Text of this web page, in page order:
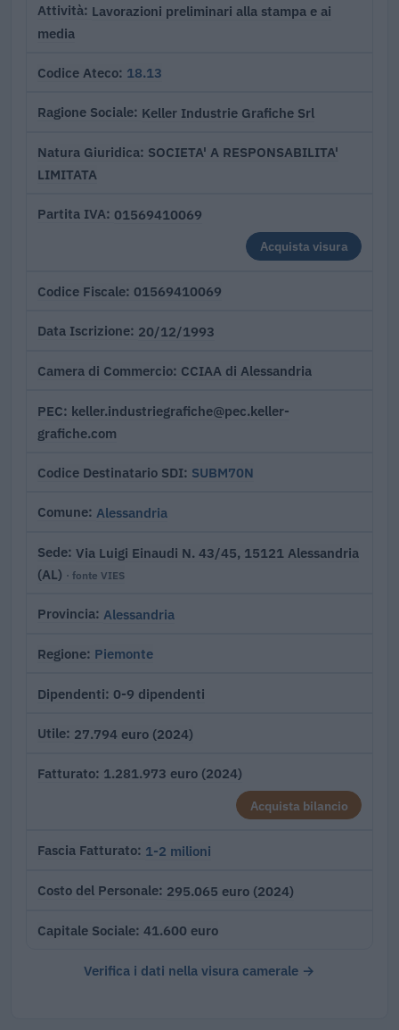
Attività Lavorazioni preliminari alla stampa e ai
media
Codice Ateco 18.13
Ragione Sociale Keller Industrie Grafiche Srl
Natura Giuridica SOCIETA' A RESPONSABILITA'
LIMITATA
Partita IVA 01569410069
Acquista visura
Codice Fiscale 01569410069
Data Iscrizione 20/12/1993
Camera di Commercio CCIAA di Alessandria
PEC keller.industriegrafiche@pec.keller-
grafiche.com
Codice Destinatario SDI SUBM70N
Comune Alessandria
Sede Via Luigi Einaudi N. 43/45, 15121 Alessandria
(AL) · fonte VIES
Provincia Alessandria
Regione Piemonte
Dipendenti 0-9 dipendenti
Utile 27.794 euro (2024)
Fatturato 1.281.973 euro (2024)
Acquista bilancio
Fascia Fatturato 1-2 milioni
Costo del Personale 295.065 euro (2024)
Capitale Sociale 41.600 euro
Verifica i dati nella visura camerale →